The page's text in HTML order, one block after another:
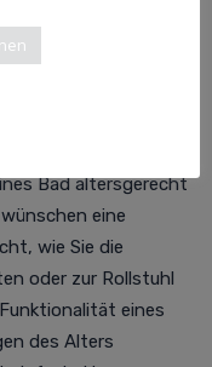
der
Badumbau
Bad altersgerecht
eine
wie Sie die
oder zur Rollstuhl
eines
des Alters